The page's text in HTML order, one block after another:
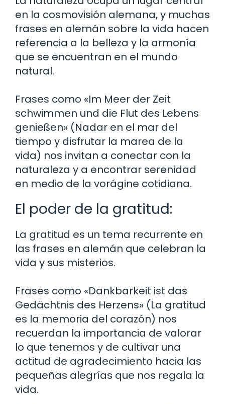
en la cosmovisión alemana, y muchas
frases en alemán sobre la vida hacen
referencia a la belleza y la armonía
que se encuentran en el mundo
natural.
Frases como «Im Meer der Zeit
schwimmen und die Flut des Lebens
genießen» (Nadar en el mar del
tiempo y disfrutar la marea de la
vida) nos invitan a conectar con la
naturaleza y a encontrar serenidad
en medio de la vorágine cotidiana.
El poder de la gratitud:
La gratitud es un tema recurrente en
las frases en alemán que celebran la
vida y sus misterios.
Frases como «Dankbarkeit ist das
Gedächtnis des Herzens» (La gratitud
es la memoria del corazón) nos
recuerdan la importancia de valorar
lo que tenemos y de cultivar una
actitud de agradecimiento hacia las
pequeñas alegrías que nos regala la
vida.